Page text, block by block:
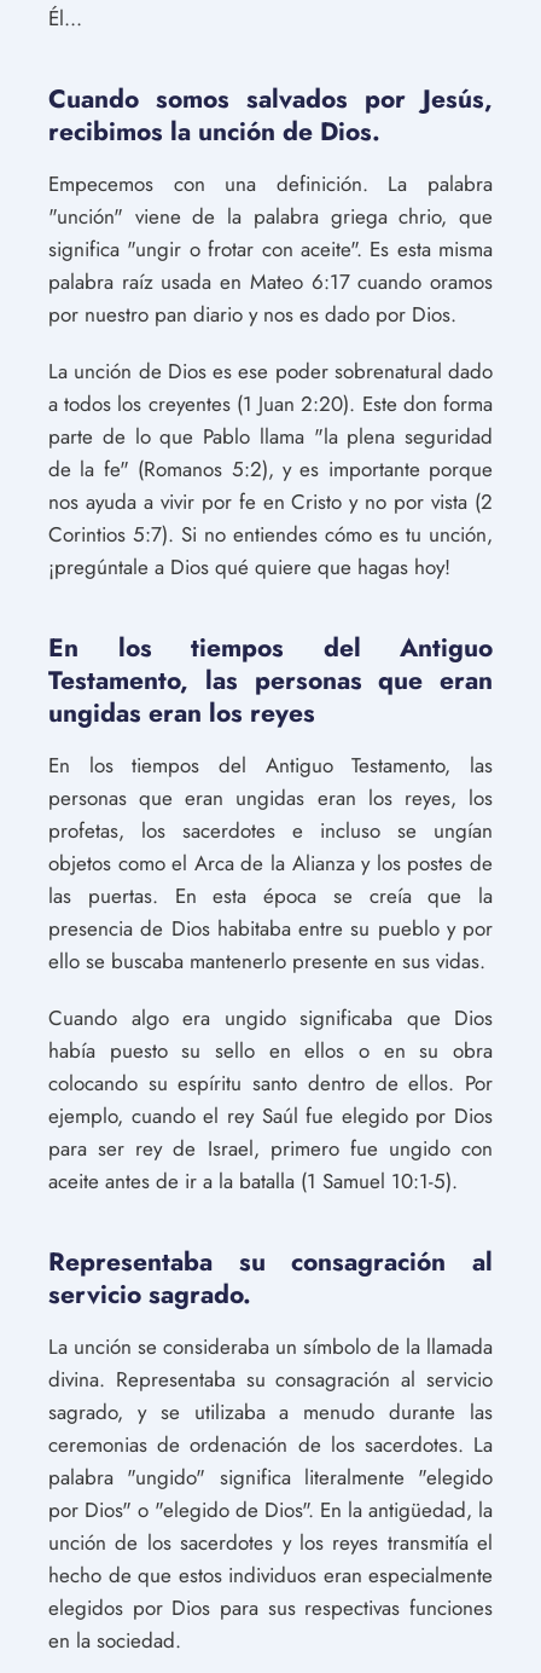
Él...
Cuando somos salvados por Jesús,
recibimos la unción de Dios.
Empecemos con una definición. La palabra
"unción" viene de la palabra griega chrio, que
significa "ungir o frotar con aceite". Es esta misma
palabra raíz usada en Mateo 6:17 cuando oramos
por nuestro pan diario y nos es dado por Dios.
La unción de Dios es ese poder sobrenatural dado
a todos los creyentes (1 Juan 2:20). Este don forma
parte de lo que Pablo llama "la plena seguridad
de la fe" (Romanos 5:2), y es importante porque
nos ayuda a vivir por fe en Cristo y no por vista (2
Corintios 5:7). Si no entiendes cómo es tu unción,
¡pregúntale a Dios qué quiere que hagas hoy!
En los tiempos del Antiguo
Testamento, las personas que eran
ungidas eran los reyes
En los tiempos del Antiguo Testamento, las
personas que eran ungidas eran los reyes, los
profetas, los sacerdotes e incluso se ungían
objetos como el Arca de la Alianza y los postes de
las puertas. En esta época se creía que la
presencia de Dios habitaba entre su pueblo y por
ello se buscaba mantenerlo presente en sus vidas.
Cuando algo era ungido significaba que Dios
había puesto su sello en ellos o en su obra
colocando su espíritu santo dentro de ellos. Por
ejemplo, cuando el rey Saúl fue elegido por Dios
para ser rey de Israel, primero fue ungido con
aceite antes de ir a la batalla (1 Samuel 10:1-5).
Representaba su consagración al
servicio sagrado.
La unción se consideraba un símbolo de la llamada
divina. Representaba su consagración al servicio
sagrado, y se utilizaba a menudo durante las
ceremonias de ordenación de los sacerdotes. La
palabra "ungido" significa literalmente "elegido
por Dios" o "elegido de Dios". En la antigüedad, la
unción de los sacerdotes y los reyes transmitía el
hecho de que estos individuos eran especialmente
elegidos por Dios para sus respectivas funciones
en la sociedad.